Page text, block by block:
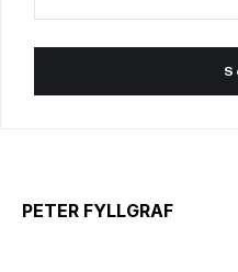
PETER FYLLGRAF